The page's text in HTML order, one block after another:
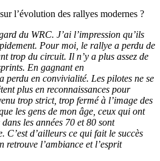
l’évolution des rallyes modernes ?
du WRC. J’ai l’impression qu’ils
Pour moi, le rallye a perdu de
trop du circuit. Il n’y a plus assez de
En gagnant en
perdu en convivialité. Les pilotes ne se
plus en reconnaissances pour
trop strict, trop fermé à l’image des
les gens de mon âge, ceux qui ont
les années 70 et 80 sont
C’est d’ailleurs ce qui fait le succès
retrouve l’ambiance et l’esprit